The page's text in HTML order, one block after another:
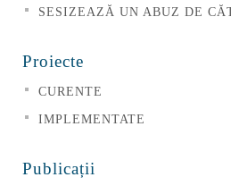
SESIZEAZĂ UN ABUZ DE
Proiecte
CURENTE
IMPLEMENTATE
Publicații